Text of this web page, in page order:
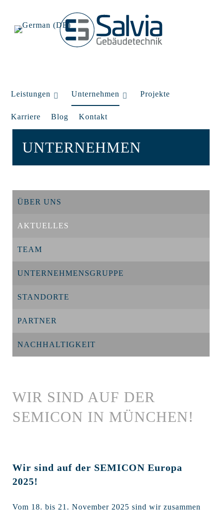
Leistungen Unternehmen Projekte
Karriere Blog Kontakt
UNTERNEHMEN
ÜBER UNS
AKTUELLES
TEAM
UNTERNEHMENSGRUPPE
STANDORTE
PARTNER
NACHHALTIGKEIT
WIR SIND AUF DER
SEMICON IN MÜNCHEN!
Wir sind auf der SEMICON Europa
2025!
Vom 18. bis 21. November 2025 sind wir zusammen